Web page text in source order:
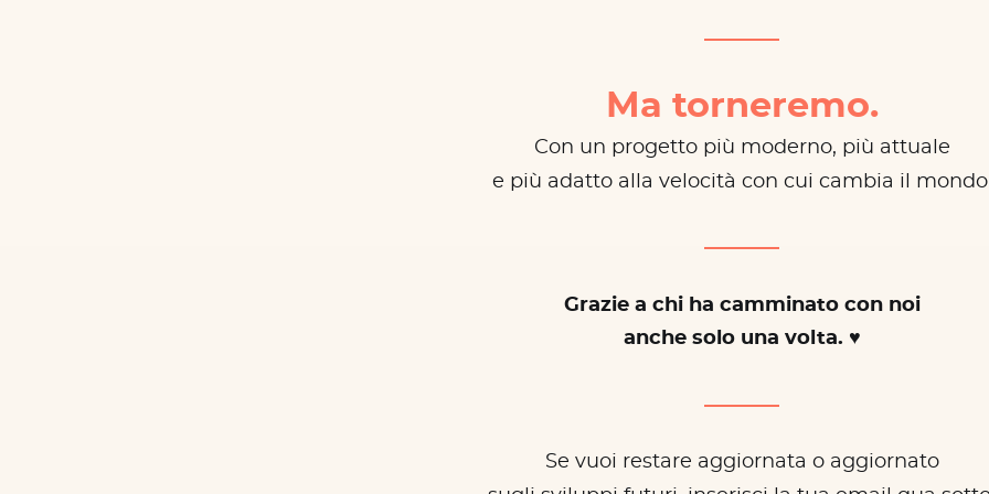
Ma torneremo.
Con un progetto più moderno, più attuale
e più adatto alla velocità con cui cambia il
Grazie a chi ha camminato con noi
anche solo una volta. ♥
Se vuoi restare aggiornata o aggiornato